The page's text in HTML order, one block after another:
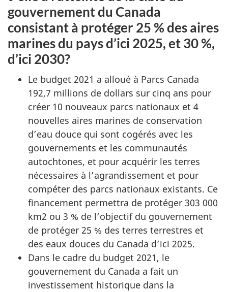
gouvernement du Canada
consistant à protéger 25 % des aires
marines du pays d’ici 2025, et 30 %,
d’ici 2030?
Le budget 2021 a alloué à Parcs Canada
192,7 millions de dollars sur cinq ans pour
créer 10 nouveaux parcs nationaux et 4
nouvelles aires marines de conservation
d’eau douce qui sont cogérés avec les
gouvernements et les communautés
autochtones, et pour acquérir les terres
nécessaires à l’agrandissement et pour
compéter des parcs nationaux existants. Ce
financement permettra de protéger 303 000
km2 ou 3 % de l’objectif du gouvernement
de protéger 25 % des terres terrestres et
des eaux douces du Canada d’ici 2025.
Dans le cadre du budget 2021, le
gouvernement du Canada a fait un
investissement historique dans la